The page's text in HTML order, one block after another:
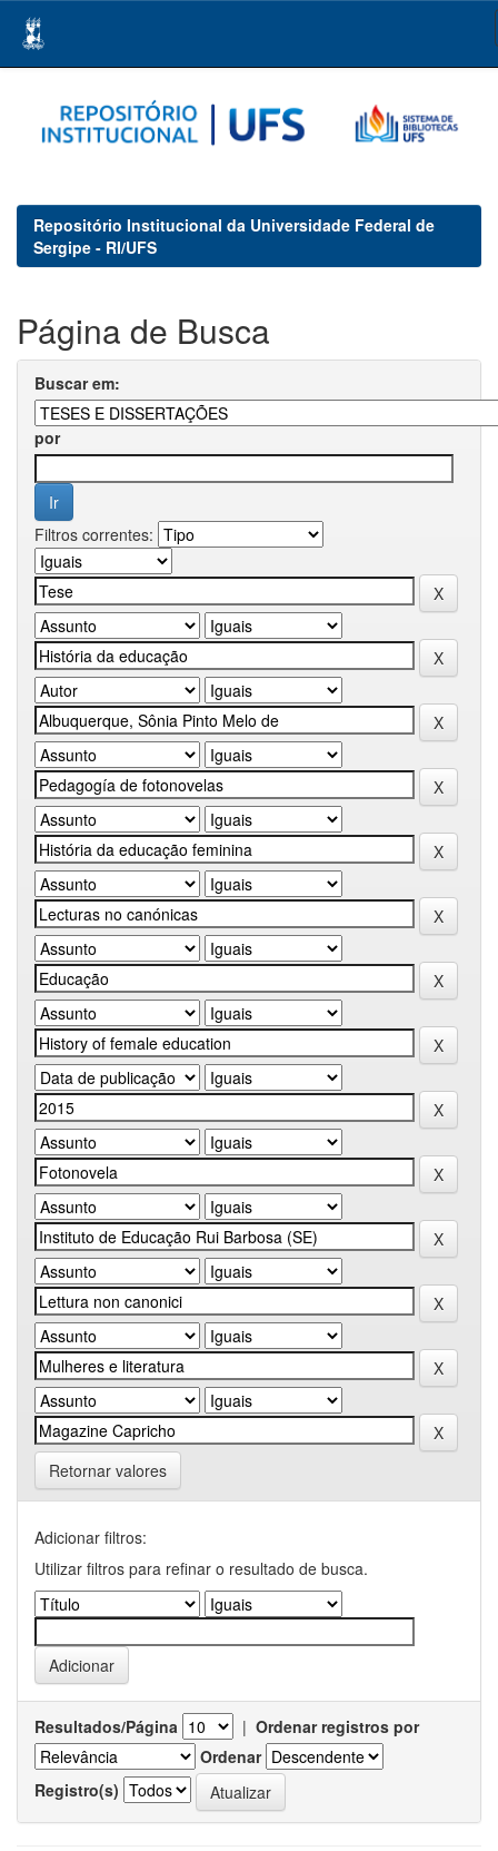
navigation
Repositório Institucional da Universidade Federal de
Sergipe - RI/UFS
Página de Busca
Buscar em:
por
Filtros correntes:
Retornar valores
Adicionar filtros:
Utilizar filtros para refinar o resultado de busca.
Resultados/Página | Ordenar registros por
Ordenar
Registro(s)